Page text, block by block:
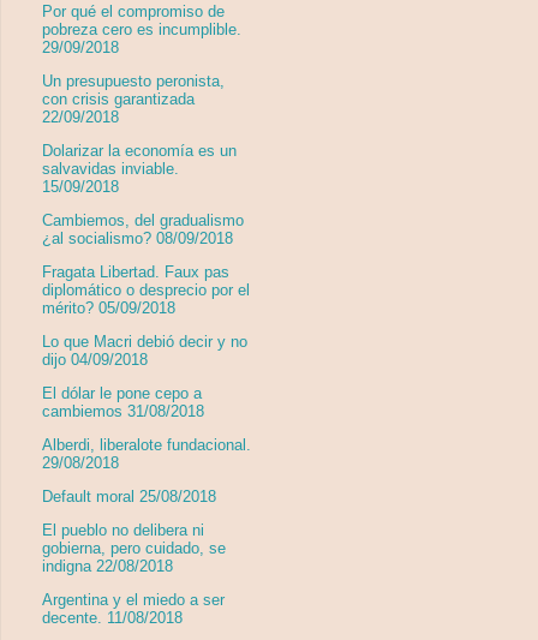
Por qué el compromiso de
pobreza cero es incumplible.
29/09/2018
Un presupuesto peronista,
con crisis garantizada
22/09/2018
Dolarizar la economía es un
salvavidas inviable.
15/09/2018
Cambiemos, del gradualismo
¿al socialismo? 08/09/2018
Fragata Libertad. Faux pas
diplomático o desprecio por el
mérito? 05/09/2018
Lo que Macri debió decir y no
dijo 04/09/2018
El dólar le pone cepo a
cambiemos 31/08/2018
Alberdi, liberalote fundacional.
29/08/2018
Default moral 25/08/2018
El pueblo no delibera ni
gobierna, pero cuidado, se
indigna 22/08/2018
Argentina y el miedo a ser
decente. 11/08/2018